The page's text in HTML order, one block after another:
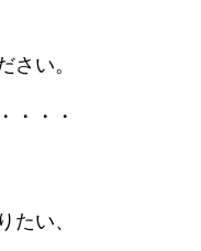
さい。
・・・
たい、